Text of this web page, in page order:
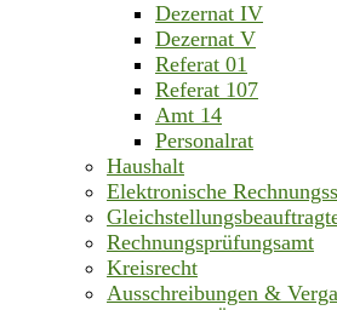
Dezernat IV
Dezernat V
Referat 01
Referat 107
Amt 14
Personalrat
Haushalt
Elektronische
Rechnungsprüfungsamt
Kreisrecht
Ausschreibungen &